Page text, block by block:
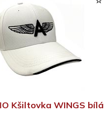
Kšiltovka WINGS bílá